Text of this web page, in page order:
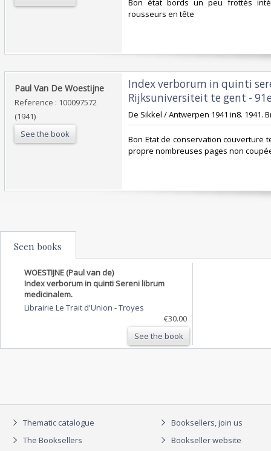
rousseurs en tête‎
‎Paul Van De Woestijne‎
Reference : 100097572
(1941)
See the book
‎Index verborum in quinti
Rijksuniversiteit te gent -
‎De Sikkel / Antwerpen 1941 in8. 1941.
‎Bon Etat de conservation couverture
propre nombreuses pages non
Seen books
WOESTIJNE (Paul van de)
Index verborum in quinti Sereni librum
medicinalem.
Librairie Le Trait d'Union -Troyes
€30.00
See the book
Thematic catalogue
The Booksellers
Booksellers, join us
Bookseller website